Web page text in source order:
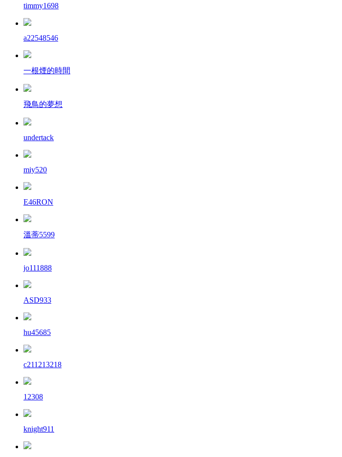
timmy1698
a22548546
一根煙的時間
飛鳥的夢想
undertack
miy520
E46RON
溫蒂5599
jo111888
ASD933
hu45685
c211213218
12308
knight911